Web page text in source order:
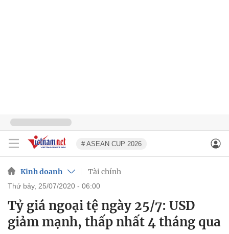
# ASEAN CUP 2026
Kinh doanh Tài chính
thứ bảy, 25/07/2020 - 06:00
Tỷ giá ngoại tệ ngày 25/7: USD
giảm mạnh, thấp nhất 4 tháng qua